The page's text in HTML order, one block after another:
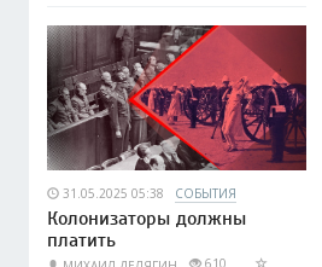
31.05.2025 05:38 СОБЫТИЯ
Колонизаторы должны
платить